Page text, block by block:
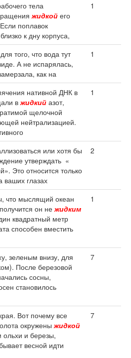
тела
жидкой его
поплавок
к дну корпуса,
1
того, что вода тут
А не испарялась,
как на
1
нативной ДНК в
вжидкий азот,
щелочной
нейтрализацией.
1
или хотя бы
утверждать «
Это относится только
ваших глазах
2
что мыслящий океан
он нежидким
квадратный метр
способен вместить
1
зеленым внизу, для
После березовой
сосны,
становилось
7
Вот почему все
окруженыжидкой
ольхи и березы,
весной идти
7